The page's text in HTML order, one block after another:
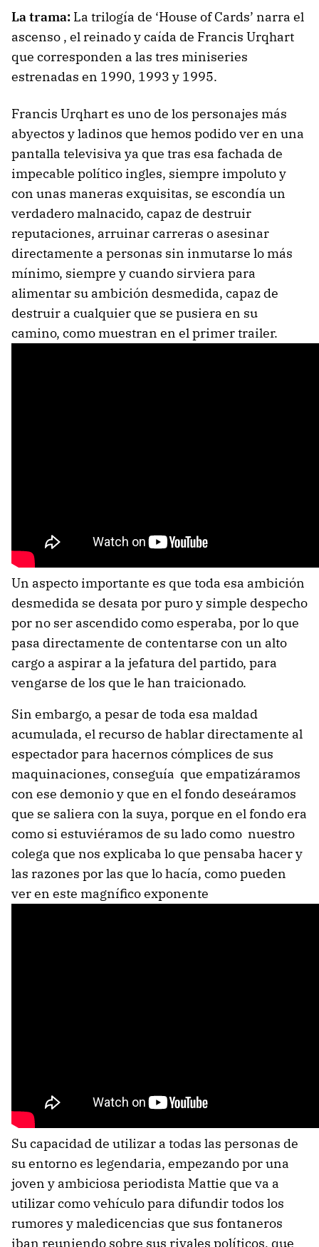
La trama: La trilogía de ‘House of Cards’ narra el
ascenso , el reinado y caída de Francis Urqhart
que corresponden a las tres miniseries
estrenadas en 1990, 1993 y 1995.
Francis Urqhart es uno de los personajes más
abyectos y ladinos que hemos podido ver en una
pantalla televisiva ya que tras esa fachada de
impecable político ingles, siempre impoluto y
con unas maneras exquisitas, se escondía un
verdadero malnacido, capaz de destruir
reputaciones, arruinar carreras o asesinar
directamente a personas sin inmutarse lo más
mínimo, siempre y cuando sirviera para
alimentar su ambición desmedida, capaz de
destruir a cualquier que se pusiera en su
camino, como muestran en el primer trailer.
Un aspecto importante es que toda esa ambición
desmedida se desata por puro y simple despecho
por no ser ascendido como esperaba, por lo que
pasa directamente de contentarse con un alto
cargo a aspirar a la jefatura del partido, para
vengarse de los que le han traicionado.
Sin embargo, a pesar de toda esa maldad
acumulada, el recurso de hablar directamente al
espectador para hacernos cómplices de sus
maquinaciones, conseguía que empatizáramos
con ese demonio y que en el fondo deseáramos
que se saliera con la suya, porque en el fondo era
como si estuviéramos de su lado como nuestro
colega que nos explicaba lo que pensaba hacer y
las razones por las que lo hacía, como pueden
ver en este magnífico exponente
Su capacidad de utilizar a todas las personas de
su entorno es legendaria, empezando por una
joven y ambiciosa periodista Mattie que va a
utilizar como vehículo para difundir todos los
rumores y maledicencias que sus fontaneros
iban reuniendo sobre sus rivales políticos, que